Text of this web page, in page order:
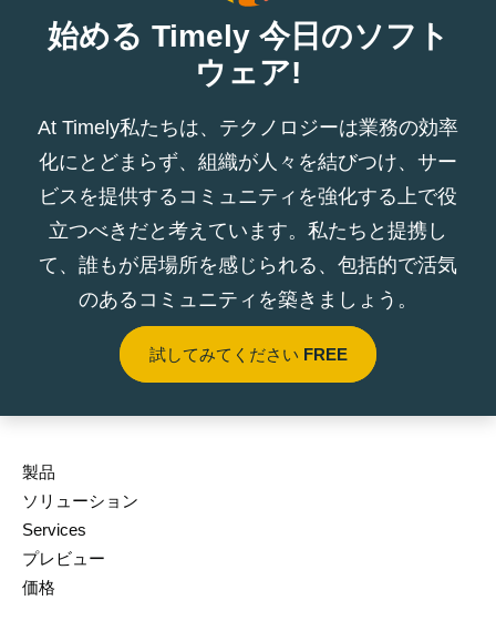
始める Timely 今日のソフト
ウェア!
At Timely私たちは、テクノロジーは業務の効率
化にとどまらず、組織が人々を結びつけ、サー
ビスを提供するコミュニティを強化する上で役
立つべきだと考えています。私たちと提携し
て、誰もが居場所を感じられる、包括的で活気
のあるコミュニティを築きましょう。
試してみてください FREE
製品
ソリューション
Services
プレビュー
価格